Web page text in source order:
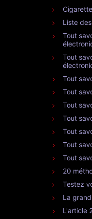
Liste
Tout
Tout
Tout
Tout
Tout
Tout
Tout
Tout
Tout
20
Testez
La
L'article